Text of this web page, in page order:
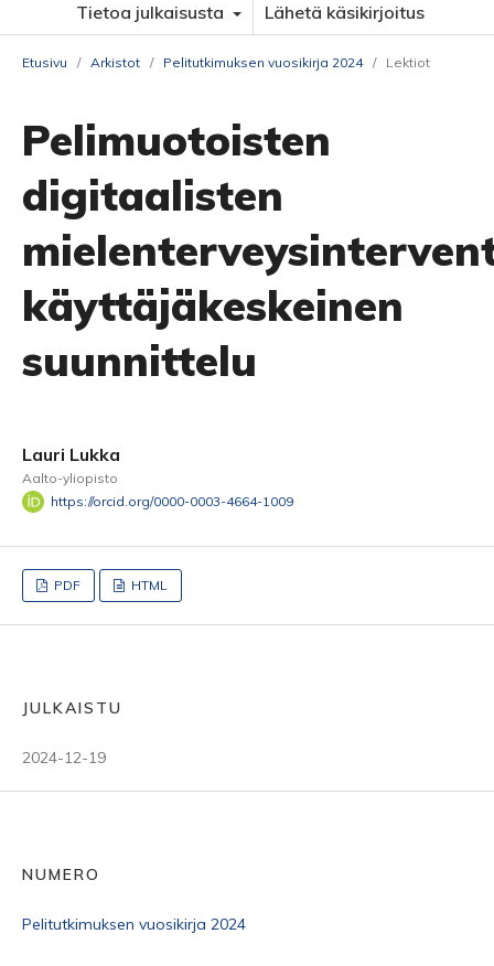
Tietoa julkaisusta
Lähetä käsikirjoitus
Etusivu / Arkistot / Pelitutkimuksen vuosikirja 2024 / Lektiot
Pelimuotoisten
digitaalisten
käyttäjäkeskeinen
suunnittelu
Lauri Lukka
Aalto-yliopisto
https://orcid.org/0000-0003-4664-1009
PDF HTML
JULKAISTU
2024-12-19
NUMERO
Pelitutkimuksen vuosikirja 2024